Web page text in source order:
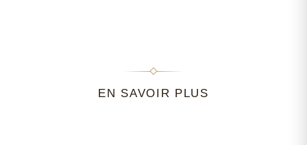
c'est la cohérence de la gamme. Que vous ayez
préoccupations anti-âge, il y a toujours une
EN SAVOIR PLUS